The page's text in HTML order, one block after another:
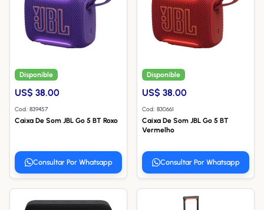
Disponible
US$ 38.00
Cod.: 839457
Caixa De Som JBL Go 5 BT Roxo
Consultar Por Whatsapp
Disponible
US$ 38.00
Cod.: 830661
Caixa De Som JBL Go 5 BT
Vermelho
Consultar Por Whatsapp